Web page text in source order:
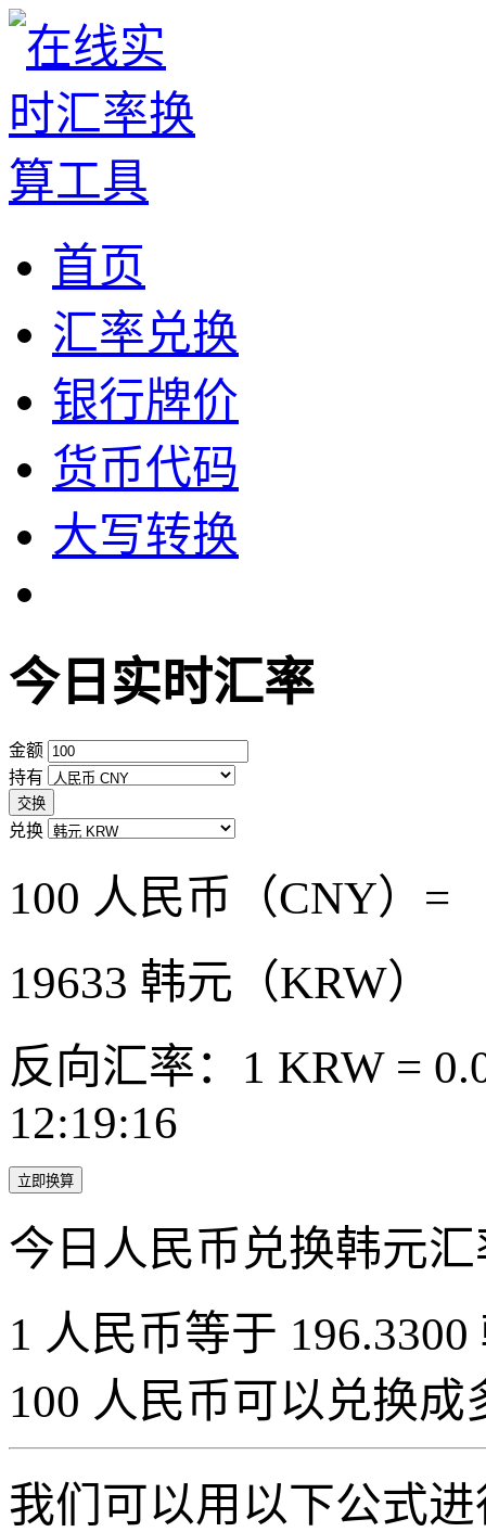
首页
汇率兑换
银行牌价
货币代码
大写转换
今日实时汇率
金额
持有
交换
兑换
100 人民币（CNY）=
19633 韩元（KRW）
反向汇率：1 KRW =
12:19:16
立即换算
今日人民币兑换韩元
1 人民币等于
100 人民币可以兑换成
我们可以用以下公式